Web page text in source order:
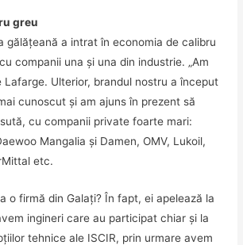
greu
gălăţeană a intrat în economia de calibru
companii una şi una din industrie. „Am
Ulterior, brandul nostru a început
cunoscut şi am ajuns în prezent să
cu companii private foarte mari:
Mangalia şi Damen, OMV, Lukoil,
etc.
o firmă din Galaţi? În fapt, ei apelează la
ingineri care au participat chiar şi la
tehnice ale ISCIR, prin urmare avem